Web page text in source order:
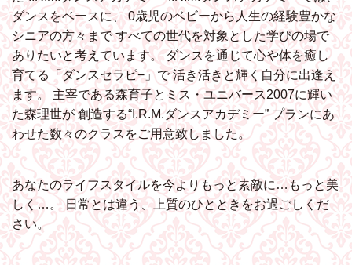
ダンスをベースに、0歳児のベビーから人生の経験豊かな
シニアの方々まですべての世代を対象とした学びの場で
ありたいと考えています。 ダンスを通じて心や体を癒し
育てる「ダンスセラピ−」で活き活きと輝く自分に出逢え
ます。
主宰である森育子とミス・ユニバース2007に輝い
た森理世が創造する“I.R.M.ダンスアカデミー”プランにあ
わせた数々のクラスをご用意致しました。
あなたのライフスタイルを今よりもっと素敵に…もっと美
しく…。日常とは違う、上質のひとときをお過ごしくだ
さい。